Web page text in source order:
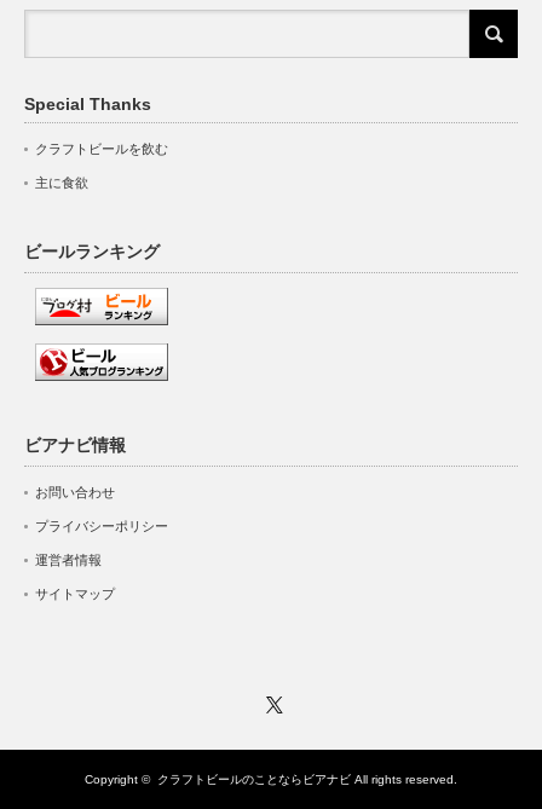
Special Thanks
クラフトビールを飲む
主に食欲
ビールランキング
ビアナビ情報
お問い合わせ
プライバシーポリシー
運営者情報
サイトマップ
Copyright © クラフトビールのことならビアナビ All rights reserved.